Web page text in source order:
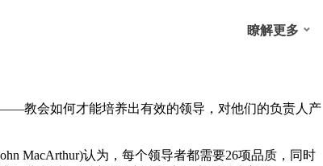
瞭解更多
教会如何才能培养出有效的领导，对他们的负责人产
MacArthur)认为，每个领导者都需要26项品质，同时